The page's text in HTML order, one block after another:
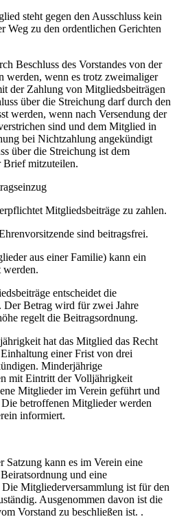
steht gegen den Ausschluss kein
Weg zu den ordentlichen Gerichten
Beschluss des Vorstandes von der
werden, wenn es trotz zweimaliger
der Zahlung von Mitgliedsbeiträgen
über die Streichung darf durch den
werden, wenn nach Versendung der
sind und dem Mitglied in
bei Nichtzahlung angekündigt
über die Streichung ist dem
Brief mitzuteilen.
Mitgliedsbeiträge zu zahlen.
sind beitragsfrei.
aus einer Familie) kann ein
werden.
entscheidet die
Der Betrag wird für zwei Jahre
regelt die Beitragsordnung.
hat das Mitglied das Recht
einer Frist von drei
Minderjährige
mit Eintritt der Volljährigkeit
Mitglieder im Verein geführt und
betroffenen Mitglieder werden
informiert.
Satzung kann es im Verein eine
und eine
Mitgliederversammlung ist für den
Ausgenommen davon ist die
Vorstand zu beschließen ist. .